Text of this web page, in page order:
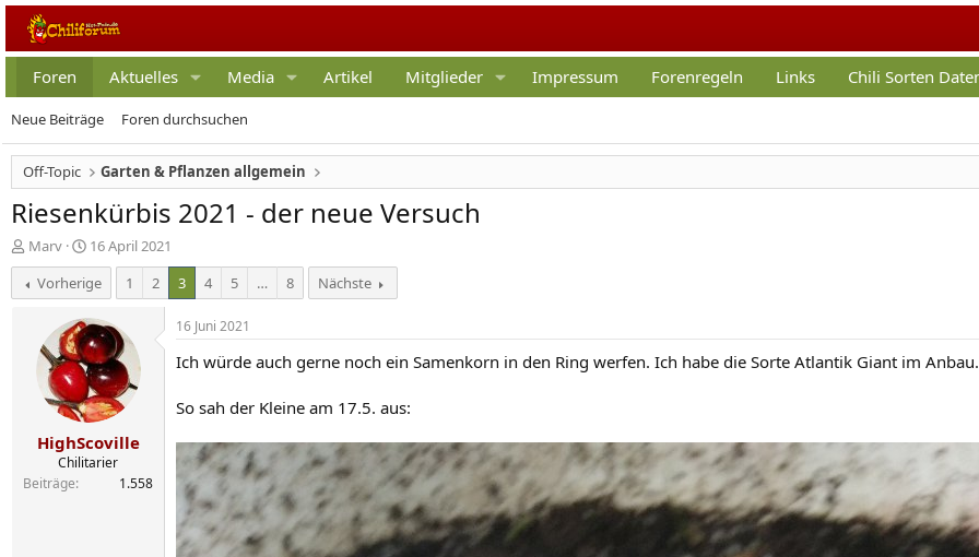
Foren Aktuelles Media Artikel Mitglieder Impressum Forenregeln Links Chili Sorten
Neue Beiträge Foren durchsuchen
Off-Topic Garten & Pflanzen allgemein
Riesenkürbis 2021 - der neue Versuch
E
r
s
t
Marv
E
r
s
t
e
l
l
t
a
m
16 April 2021
Vorherige
1 2 3 4 5 … 8 Nächste
HighScoville
Chilitarier
Beiträge
1.558
16 Juni 2021
Ich würde auch gerne noch ein Samenkorn in den Ring werfen. Ich habe die Sorte Atlantik Giant im Anbau.
So sah der Kleine am 17.5. aus: